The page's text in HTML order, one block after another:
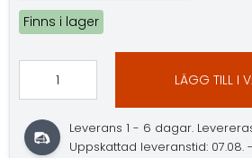
Finns i lager
LÄGG TILL I
Leverans 1 - 6 dagar.
Uppskattad leveranstid: 07.08. -